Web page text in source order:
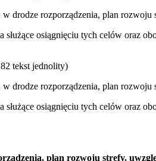
drodze rozporządzenia, plan
osiągnięciu tych celów oraz
tekst jednolity)
drodze rozporządzenia, plan
osiągnięciu tych celów oraz
plan rozwoju strefy,